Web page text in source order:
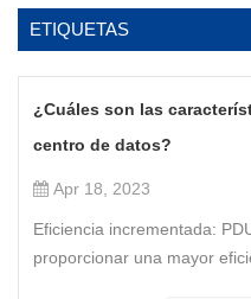
ETIQUETAS
¿Cuáles son las
centro de datos?
Apr 18, 2023
Eficiencia incrementada:
proporcionar una mayor